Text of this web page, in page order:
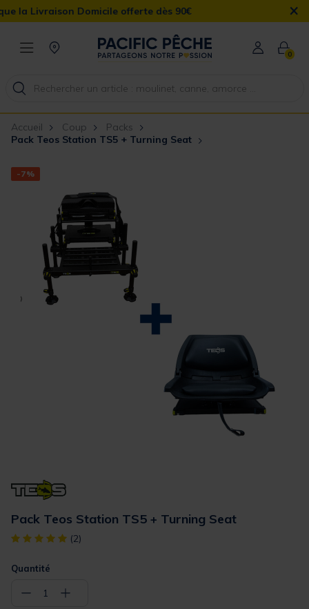
Domicile offerte dès 90€ ×
0
Accueil Coup
Packs
Pack Teos Station TS5 + Turning Seat
-7%
Pack Teos Station TS5 + Turning Seat
[object Object] out of 5 Customer Rating
(2)
Quantité
− 1 +